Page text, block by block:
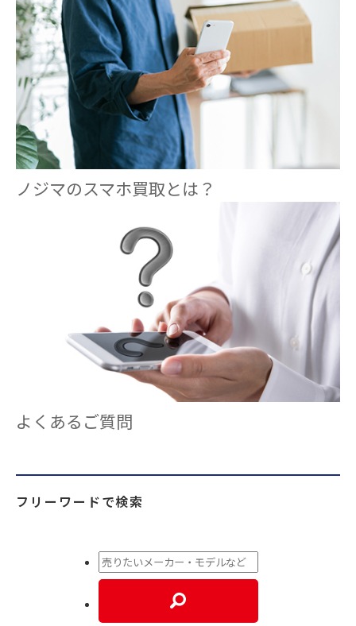
ノジマのスマホ買取とは？
よくあるご質問
フリーワードで検索